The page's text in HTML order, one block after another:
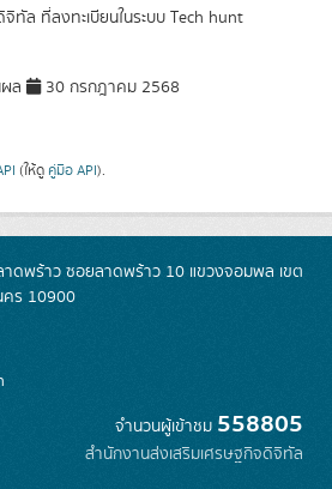
ทัล ที่ลงทะเบียนในระบบ Tech hunt
ล 30 กรกฎาคม 2568
(ให้ดู คู่มือ API).
ดพร้าว ซอยลาดพร้าว 10 แขวงจอมพล เขต
ร 10900
จำนวนผู้เข้าชม 558805
สำนักงานส่งเสริมเศรษฐกิจดิจิทัล